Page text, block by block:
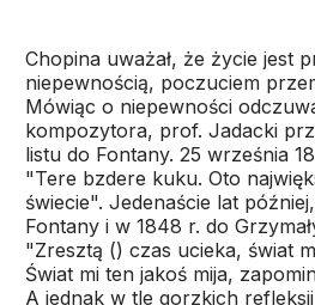
Chopina uważał, że życie jest
niepewnością, poczuciem
Mówiąc o niepewności
kompozytora, prof. Jadacki
listu do Fontany. 25 września
"Tere bzdere kuku. Oto
świecie". Jedenaście lat
Fontany i w 1848 r. do
"Zresztą () czas ucieka, świat
Świat mi ten jakoś mija,
A jednak w tle gorzkich